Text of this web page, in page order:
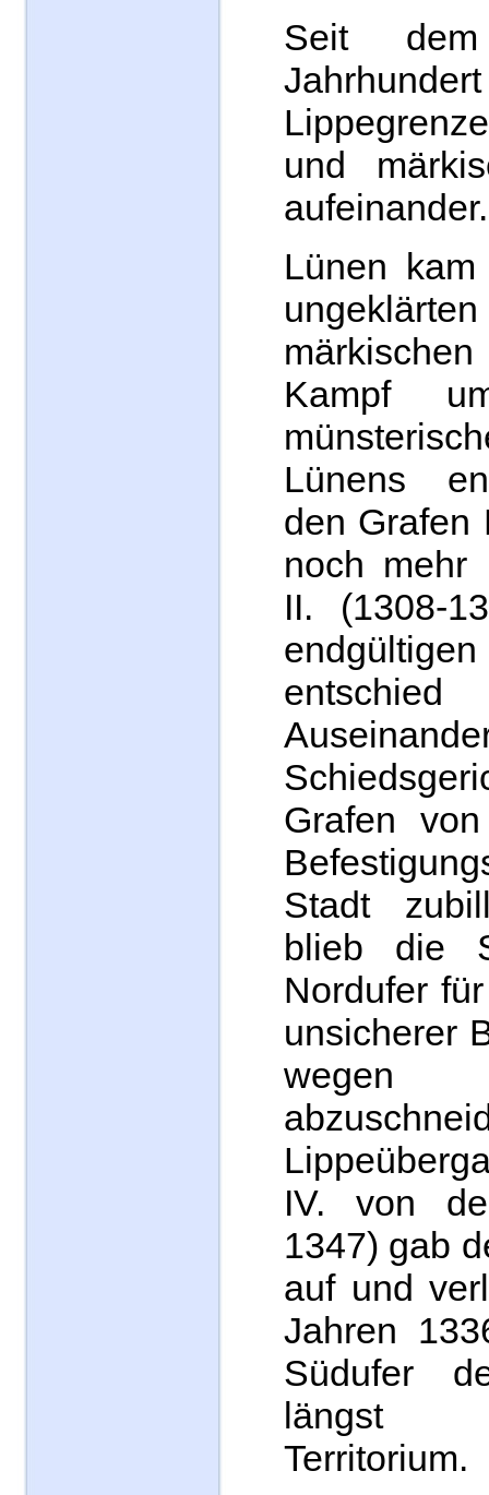
Seit
und
aufeinander.
Lünen
Kampf
Lünens
den Grafen
noch mehr
II. (1308-
Grafen
Stadt
blieb die
Nordufer
unsicherer
wegen
IV. von
1347) gab
auf und
Jahren
Südufer
längst
Territorium.